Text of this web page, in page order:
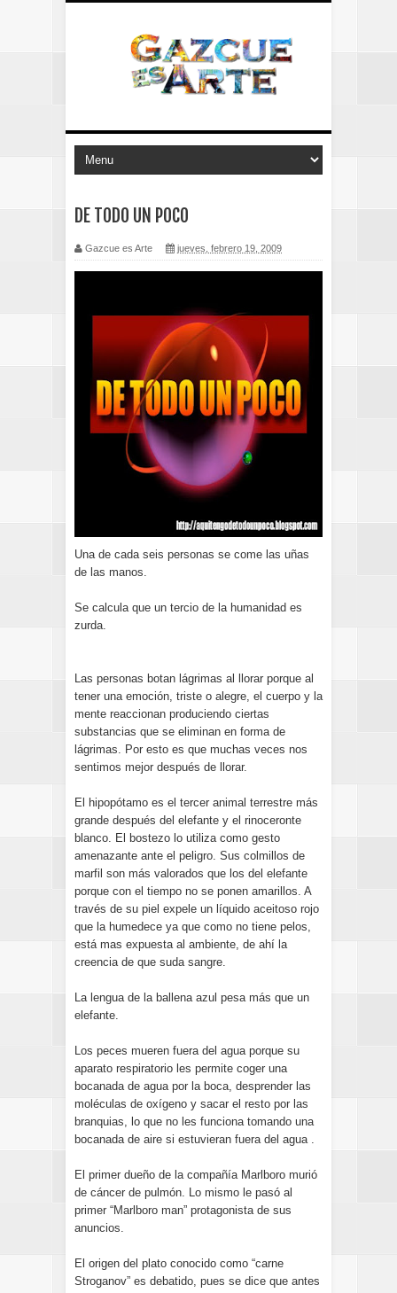
DE TODO UN POCO
Gazcue es Arte jueves, febrero 19, 2009
Una de cada seis personas se come las uñas
de las manos.
Se calcula que un tercio de la humanidad es
zurda.
Las personas botan lágrimas al llorar porque al
tener una emoción, triste o alegre, el cuerpo y la
mente reaccionan produciendo ciertas
substancias que se eliminan en forma de
lágrimas. Por esto es que muchas veces nos
sentimos mejor después de llorar.
El hipopótamo es el tercer animal terrestre más
grande después del elefante y el rinoceronte
blanco. El bostezo lo utiliza como gesto
amenazante ante el peligro. Sus colmillos de
marfil son más valorados que los del elefante
porque con el tiempo no se ponen amarillos. A
través de su piel expele un líquido aceitoso rojo
que la humedece ya que como no tiene pelos,
está mas expuesta al ambiente, de ahí la
creencia de que suda sangre.
La lengua de la ballena azul pesa más que un
elefante.
Los peces mueren fuera del agua porque su
aparato respiratorio les permite coger una
bocanada de agua por la boca, desprender las
moléculas de oxígeno y sacar el resto por las
branquias, lo que no les funciona tomando una
bocanada de aire si estuvieran fuera del agua .
El primer dueño de la compañía Marlboro murió
de cáncer de pulmón. Lo mismo le pasó al
primer “Marlboro man” protagonista de sus
anuncios.
El origen del plato conocido como “carne
Stroganov” es debatido, pues se dice que antes